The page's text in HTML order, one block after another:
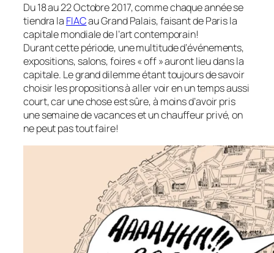
Du 18 au 22 Octobre 2017, comme chaque année se
tiendra la FIACau Grand Palais, faisant de Paris la
capitale mondiale de l’art contemporain!
Durant cette période, une multitude d’événements,
expositions, salons, foires « off » auront lieu dans la
capitale. Le grand dilemme étant toujours de savoir
choisir les propositions à aller voir en un temps aussi
court, car une chose est sûre, à moins d’avoir pris
une semaine de vacances et un chauffeur privé, on
ne peut pas tout faire!